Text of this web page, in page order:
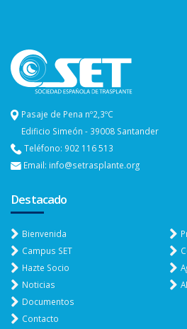
Pasaje de Pena nº2,3ºC
Edificio Simeón - 39008 Santander
Teléfono: 902 116 513
Email: info@setrasplante.org
Destacado
Bienvenida
Campus SET
Hazte Socio
Noticias
Documentos
Contacto